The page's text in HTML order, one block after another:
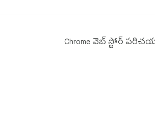
Chrome వెబ్ స్టోర్